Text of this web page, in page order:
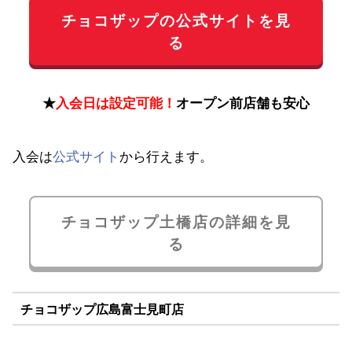
チョコザップの公式サイトを見
る
★入会日は設定可能！ オープン前店舗も安心
入会は公式サイト から行えます。
チョコザップ土橋店の詳細を見
る
チョコザップ広島富士見町店